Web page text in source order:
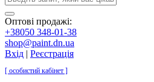
Оптові продажі:
+38050 348-01-38
shop@paint.dn.ua
Вхід | Реєстрація
[ особистий кабінет ]